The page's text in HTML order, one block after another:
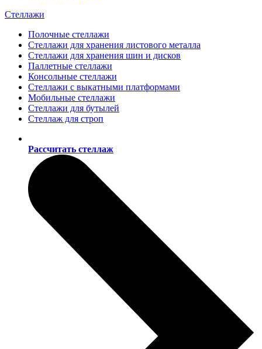
Стеллажи
Полочные стеллажи
Стеллажи для хранения листового металла
Стеллажи для хранения шин и дисков
Паллетные стеллажи
Консольные стеллажи
Стеллажи с выкатными платформами
Мобильные стеллажи
Стеллажи для бутылей
Стеллаж для строп
Рассчитать стеллаж